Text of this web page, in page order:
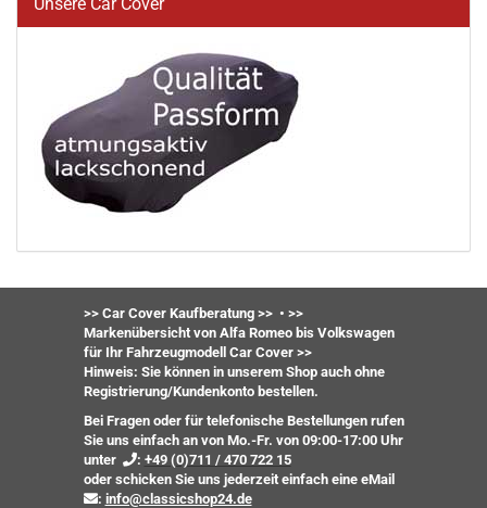
>> Car Cover Kaufberatung >> • >>
Markenübersicht von Alfa Romeo bis Volkswagen
für Ihr Fahrzeugmodell Car Cover >>
Hinweis: Sie können in unserem Shop auch ohne
Registrierung/Kundenkonto bestellen.
Bei Fragen oder für telefonische Bestellungen rufen
Sie uns einfach an von Mo.-Fr. von 09:00-17:00 Uhr
unter
: +49 (0)711 / 470 722 15
oderschicken Sie uns jederzeit einfach eine eMail
: info@classicshop24.de